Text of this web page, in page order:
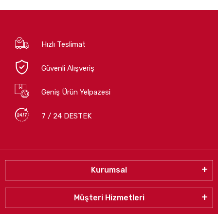
Hızlı Teslimat
Güvenli Alışveriş
Geniş Ürün Yelpazesi
7 / 24 DESTEK
Kurumsal
Müşteri Hizmetleri